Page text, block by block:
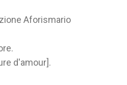
Aforismario
d'amour].